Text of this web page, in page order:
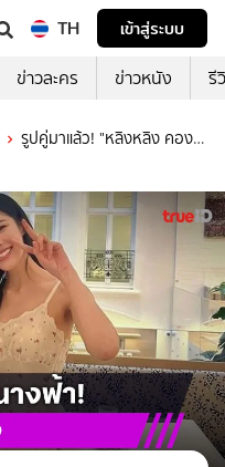
TH
เข้าสู่ระบบ
ข่าวละคร ข่าวหนัง รี
รูปคู่มาแล้ว! "หลิงหลิง คอง"